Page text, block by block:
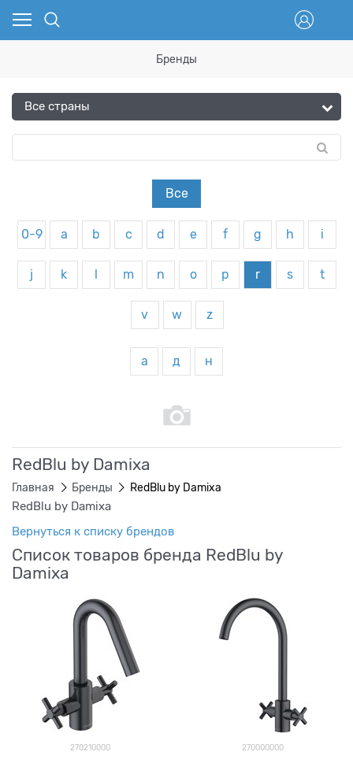
Бренды
Все
0-9 a b c d e f g h i
j k m n o p r s t
v w z
а д н
RedBlu by Damixa
Главная Бренды
RedBlu by Damixa
RedBlu by Damixa
Вернуться к списку брендов
Список товаров бренда RedBlu by
Damixa
270210000 270000000